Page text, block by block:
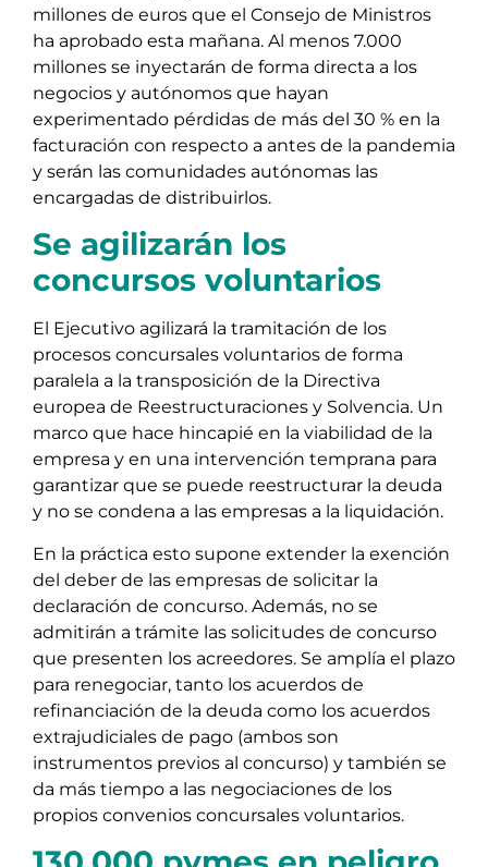
millones de euros que el Consejo de Ministros
ha aprobado esta mañana. Al menos 7.000
millones se inyectarán de forma directa a los
negocios y autónomos que hayan
experimentado pérdidas de más del 30 % en la
facturación con respecto a antes de la pandemia
y serán las comunidades autónomas las
encargadas de distribuirlos.
Se agilizarán los
concursos voluntarios
El Ejecutivo agilizará la tramitación de los
procesos concursales voluntarios de forma
paralela a la transposición de la Directiva
europea de Reestructuraciones y Solvencia. Un
marco que hace hincapié en la viabilidad de la
empresa y en una intervención temprana para
garantizar que se puede reestructurar la deuda
y no se condena a las empresas a la liquidación.
En la práctica esto supone extender la exención
del deber de las empresas de solicitar la
declaración de concurso. Además, no se
admitirán a trámite las solicitudes de concurso
que presenten los acreedores. Se amplía el plazo
para renegociar, tanto los acuerdos de
refinanciación de la deuda como los acuerdos
extrajudiciales de pago (ambos son
instrumentos previos al concurso) y también se
da más tiempo a las negociaciones de los
propios convenios concursales voluntarios.